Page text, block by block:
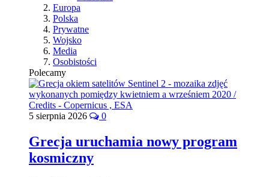
Europa
Polska
Prywatne
Wojsko
Media
Osobistości
Polecamy
5 sierpnia 2026 0
Grecja uruchamia nowy program
kosmiczny